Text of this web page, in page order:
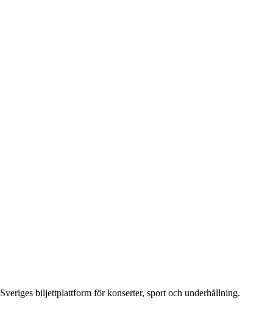
Sveriges biljettplattform för konserter, sport och underhållning.